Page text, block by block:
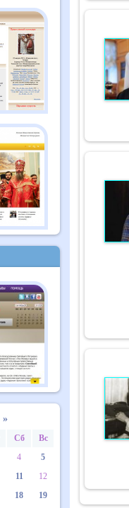
»
Сб
Вс
4
5
11
12
18
19